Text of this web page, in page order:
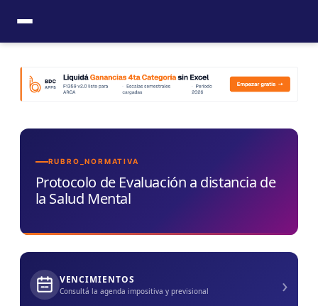
contenido
RUBRO_NORMATIVA
Protocolo de Evaluación a distancia de
la Salud Mental
VENCIMIENTOS
Consultá la agenda impositiva y previsional ›